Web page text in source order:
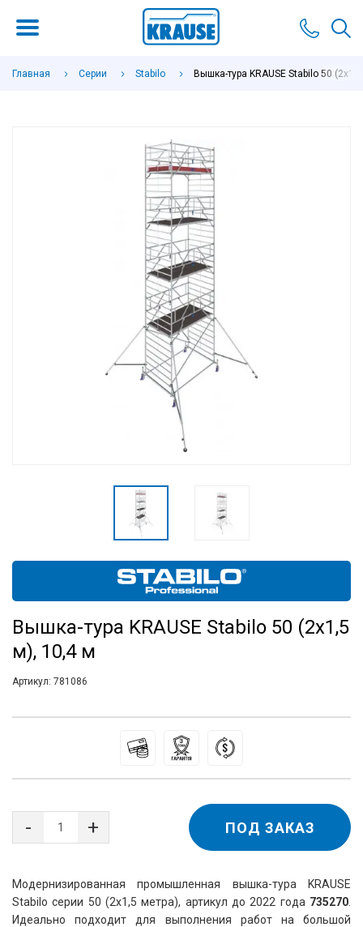
Главная Серии Stabilo Вышка-тура KRAUSE Stabilo 50
Вышка-тура KRAUSE Stabilo 50 (2х1,5
м), 10,4 м
Артикул: 781086
Модернизированная промышленная вышка-тура KRAUSE
Stabilo серии 50 (2х1,5 метра), артикул до 2022 года 735270
Идеально подходит для выполнения работ на большой
ПОД ЗАКАЗ